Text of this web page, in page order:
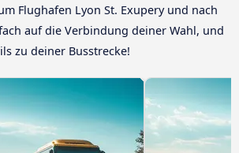
Flughafen Lyon St. Exupery und nach
auf die Verbindung deiner Wahl, und
zu deiner Busstrecke!